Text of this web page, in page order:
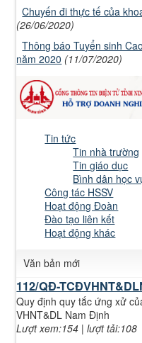
Chuyến đi thực tế của
(26/06/2020)
Thông báo Tuyển sinh
năm 2020 (11/07/2020)
Tin tức
Tin nhà trường
Tin giáo dục
Bình dân học
Công tác HSSV
Hoạt động Đoàn
Đào tạo liên kết
Hoạt động khác
Văn bản mới
112/QĐ-
Quy định quy tắc ứng xử
VHNT&DL Nam Định
Lượt xem:154 | lượt tải:108